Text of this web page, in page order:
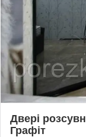
Двері
Графіт